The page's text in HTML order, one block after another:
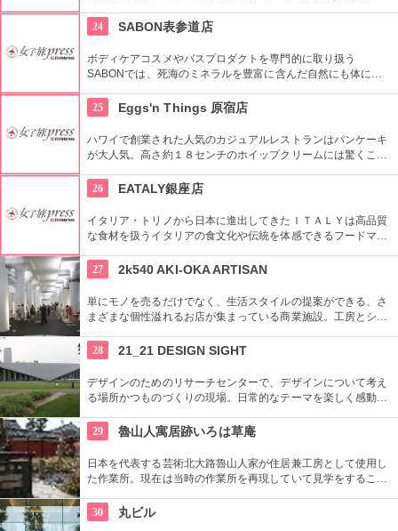
ベントなどのイベントをしているのでチェックしよう。
24 SABON表参道店
ボディケアコスメやバスプロダクトを専門的に取り扱う
SABONでは、死海のミネラルを豊富に含んだ自然にも体にも
25
Eggs'n Things 原宿店
ハワイで創業された人気のカジュアルレストランはパンケーキ
が大人気。高さ約１８センチのホイップクリームには驚くこと
26
EATALY銀座店
イタリア・トリノから日本に進出してきたＩＴＡＬＹは高品質
な食材を扱うイタリアの食文化や伝統を体感できるフードマー
堪能することもできます。
27 2k540 AKI-OKA ARTISAN
単にモノを売るだけでなく、生活スタイルの提案ができる、さ
まざまな個性溢れるお店が集まっている商業施設。工房とショ
ワークショップもあり。
28 21_21 DESIGN SIGHT
デザインのためのリサーチセンターで、デザインについて考え
る場所かつものづくりの現場。日常的なテーマを楽しく感動的
29
魯山人寓居跡いろは草庵
日本を代表する芸術北大路魯山人家が住居兼工房として使用し
た作業所。現在は当時の作業所を再現していて見学をすること
ます。
30 丸ビル